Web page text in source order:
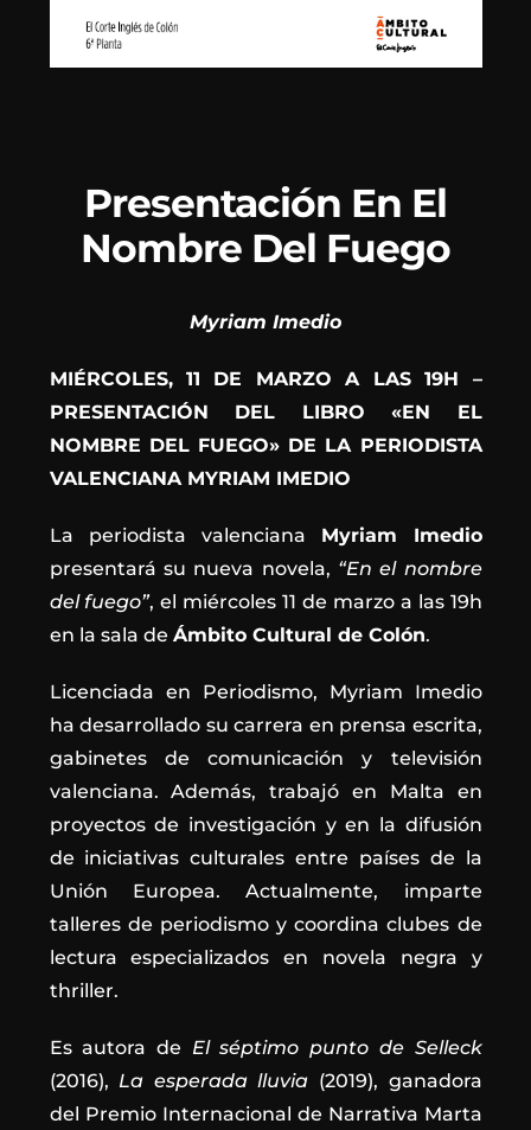
Presentación En El
Nombre Del Fuego
Myriam Imedio
MIÉRCOLES, 11 DE MARZO A LAS 19H –
PRESENTACIÓN DEL LIBRO «EN EL
NOMBRE DEL FUEGO» DE LA PERIODISTA
VALENCIANA MYRIAM IMEDIO
La periodista valenciana Myriam Imedio
presentará su nueva novela, “En el nombre
del fuego”, el miércoles 11 de marzo a las 19h
en la sala de Ámbito Cultural de Colón.
Licenciada en Periodismo, Myriam Imedio
ha desarrollado su carrera en prensa escrita,
gabinetes de comunicación y televisión
valenciana. Además, trabajó en Malta en
proyectos de investigación y en la difusión
de iniciativas culturales entre países de la
Unión Europea. Actualmente, imparte
talleres de periodismo y coordina clubes de
lectura especializados en novela negra y
thriller.
Es autora de El séptimo punto de Selleck
(2016), La esperada lluvia (2019), ganadora
del Premio Internacional de Narrativa Marta